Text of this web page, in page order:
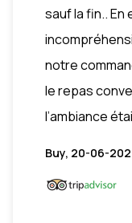
sauf la fin.. En
notre
le repas
l’ambiance
Buy, 20-06-